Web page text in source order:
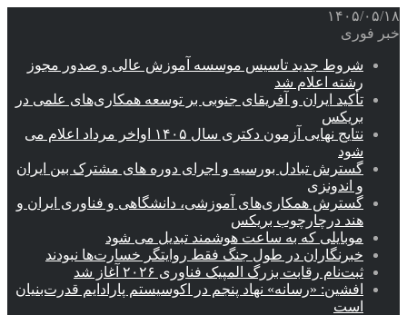
۱۴۰۵/۰۵/۱۸
خبر فوری
شروط جدید تاسیس موسسه آموزش عالی و صدور مجوز
رشته اعلام شد
تأکید ایران و آفریقای جنوبی بر توسعه همکاری‌های علمی در
بریکس
نتایج نهایی آزمون دکتری سال ۱۴۰۵ اواخر مرداد اعلام می
شود
گسترش تبادل بورسیه و اجرای دوره های مشترک بین ایران
و اندونزی
گسترش همکاری‌های آموزشی، دانشگاهی و فناوری ایران و
هند درچارچوب بریکس
موبایلی که به ساعت هوشمند تبدیل می شود
خبرنگاران در طول جنگ فقط روایتگر خسارت‌ها نبودند
ثبت‌نام رقابت بزرگ المپیک فناوری ۲۰۲۶ آغاز شد
افشین: «رسانه» نهاد پنجم در اکوسیستم پارادایم قدرت‌بنیان
است